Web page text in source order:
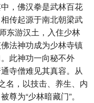
，佛汉拳是武林百花
传起源于南北朝梁武
东游汉土，入住少林
法神功成为少林寺镇
此神功一向秘不外
寺僧难见其真容。从
名，以技击、养生、内
为“少林暗藏门”。